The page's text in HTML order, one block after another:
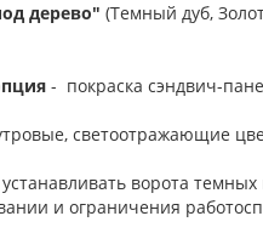
дерево" (Темный дуб,
- покраска сэндвич-
светоотражающие
устанавливать ворота
и ограничения